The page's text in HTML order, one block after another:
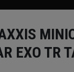
EXO TR